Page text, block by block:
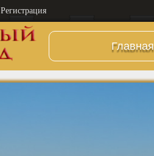
Главная
Регистрация